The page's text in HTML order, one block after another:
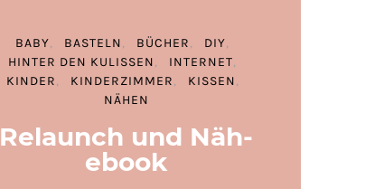
BABY BASTELN BÜCHER
DIY
HINTER DEN KULISSEN
INTERNET
KINDER
KINDERZIMMER
KISSEN
NÄHEN
Relaunch und Näh-
ebook